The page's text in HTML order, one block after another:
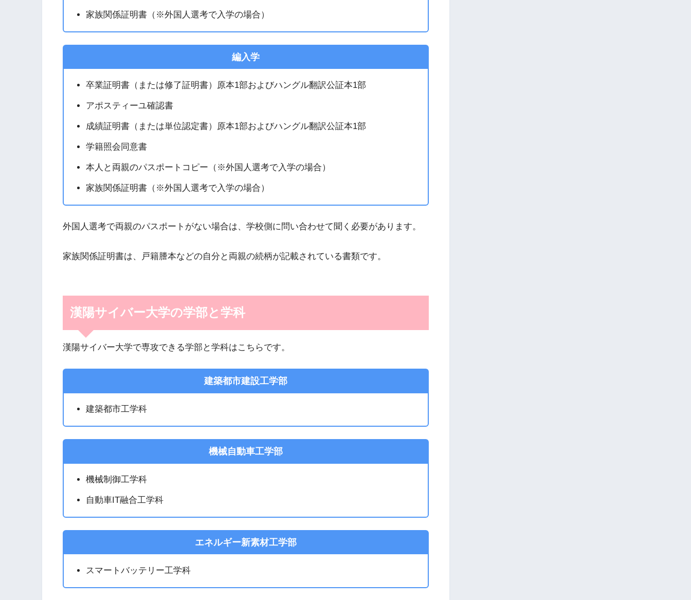
家族関係証明書（※外国人選考で入学の場合）
編入学
卒業証明書（または修了証明書）原本1部およびハングル翻訳公証本1部
アポスティーユ確認書
成績証明書（または単位認定書）原本1部およびハングル翻訳公証本1部
学籍照会同意書
本人と両親のパスポートコピー（※外国人選考で入学の場合）
家族関係証明書（※外国人選考で入学の場合）
外国人選考で両親のパスポートがない場合は、学校側に問い合わせて聞く必要があります。
家族関係証明書は、戸籍謄本などの自分と両親の続柄が記載されている書類です。
漢陽サイバー大学の学部と学科
漢陽サイバー大学で専攻できる学部と学科はこちらです。
建築都市建設工学部
建築都市工学科
機械自動車工学部
機械制御工学科
自動車IT融合工学科
エネルギー新素材工学部
スマートバッテリー工学科